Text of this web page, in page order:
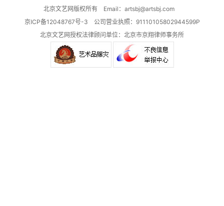
北京文艺网版权所有 Email： artsbj@artsbj.com
京ICP备12048767号-3 公司营业执照：91110105802944599P
北京文艺网授权法律顾问单位： 北京市京翔律师事务所